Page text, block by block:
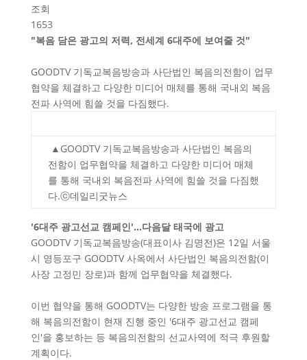
조회
1653
"복음 담은 광고의 저력, 전세계 6대주에 보여줄 것"
GOODTV 기독교복음방송과 사단법인 복음의전함이 업무
협약을 체결하고 다양한 미디어 매체를 통해 국내외 복음
전파 사역에 힘쓸 것을 다짐했다.
▲GOODTV 기독교복음방송과 사단법인 복음의
전함이 업무협약을 체결하고 다양한 미디어 매체
를 통해 국내외 복음전파 사역에 힘쓸 것을 다짐했
다.ⓒ데일리굿뉴스
'6대주 광고선교 캠페인'…다음달 태국에 광고
GOODTV 기독교복음방송(대표이사 김명전)은 12일 서울
시 영등포구 GOODTV 사옥에서 사단법인 복음의전함(이
사장 고정민 장로)과 함께 업무협약을 체결했다.
이번 협약을 통해 GOODTV는 다양한 방송 프로그램을 통
해 복음의전함이 현재 진행 중인 '6대주 광고선교 캠페
인'을 홍보하는 등 복음의전함의 선교사역에 적극 후원할
계획이다.